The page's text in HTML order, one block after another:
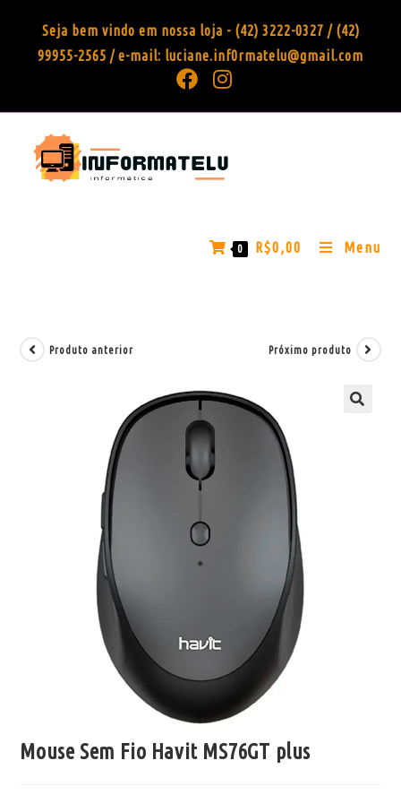
Seja bem vindo em nossa loja - (42) 3222-0327 / (42)
99955-2565 / e-mail: luciane.inf0rmatelu@gmail.com
0 R$0,00 Menu
Produto anterior Próximo produto
Mouse Sem Fio Havit MS76GT plus